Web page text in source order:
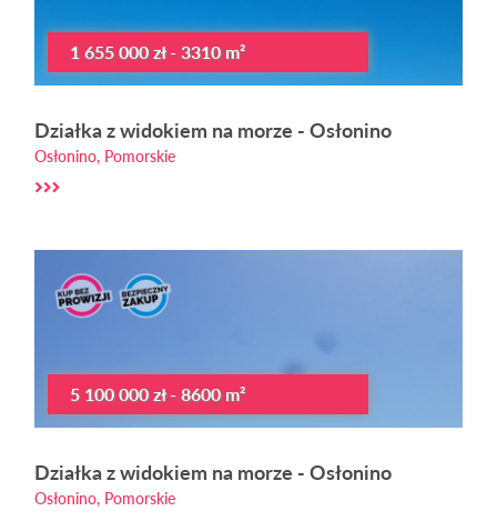
1 655 000 zł - 3310 m²
Działka z widokiem na morze - Osłonino
Osłonino, Pomorskie
5 100 000 zł - 8600 m²
Działka z widokiem na morze - Osłonino
Osłonino, Pomorskie